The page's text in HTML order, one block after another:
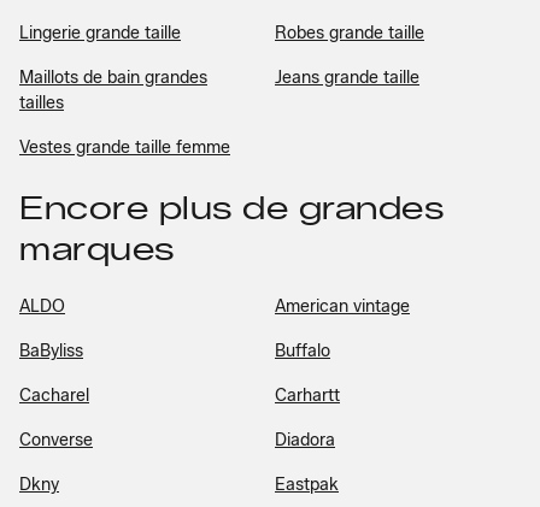
Lingerie grande taille Robes grande taille
Maillots de bain grandes
tailles
Jeans grande taille
Vestes grande taille femme
Encore plus de grandes
marques
ALDO American vintage
BaByliss Buffalo
Cacharel Carhartt
Converse Diadora
Dkny Eastpak